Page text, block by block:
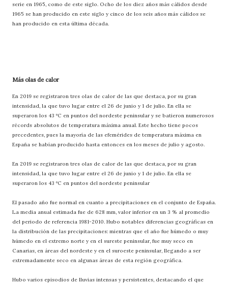
serie en 1965, como de este siglo. Ocho de los diez años más cálidos desde
1965 se han producido en este siglo y cinco de los seis años más cálidos se
han producido en esta última década.
Más olas de calor
En 2019 se registraron tres olas de calor de las que destaca, por su gran
intensidad, la que tuvo lugar entre el 26 de junio y 1 de julio. En ella se
superaron los 43 ºC en puntos del nordeste peninsular y se batieron numerosos
récords absolutos de temperatura máxima anual. Este hecho tiene pocos
precedentes, pues la mayoría de las efemérides de temperatura máxima en
España se habían producido hasta entonces en los meses de julio y agosto.
En 2019 se registraron tres olas de calor de las que destaca, por su gran
intensidad, la que tuvo lugar entre el 26 de junio y 1 de julio. En ella se
superaron los 43 ºC en puntos del nordeste peninsular
El pasado año fue normal en cuanto a precipitaciones en el conjunto de España.
La media anual estimada fue de 628 mm, valor inferior en un 3 % al promedio
del periodo de referencia 1981-2010. Hubo notables diferencias geográficas en
la distribución de las precipitaciones: mientras que el año fue húmedo o muy
húmedo en el extremo norte y en el sureste peninsular, fue muy seco en
Canarias, en áreas del nordeste y en el suroeste peninsular, llegando a ser
extremadamente seco en algunas áreas de esta región geográfica.
Hubo varios episodios de lluvias intensas y persistentes, destacando el que